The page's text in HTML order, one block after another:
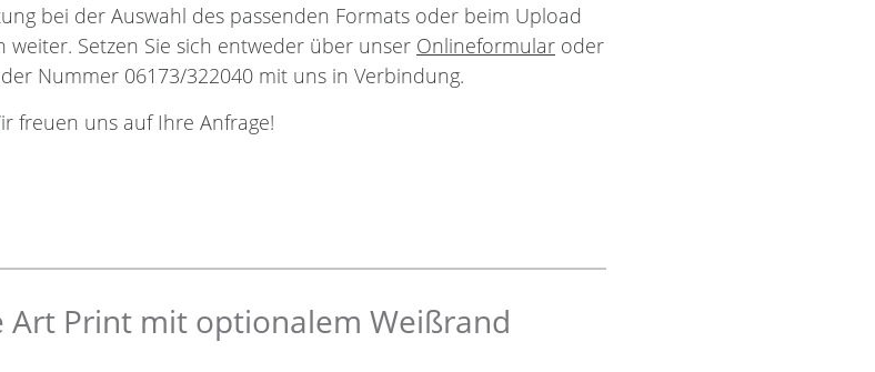
bei der Auswahl des passenden Formats oder beim Upload
Setzen Sie sich entweder über unser Onlineformular oder
Nummer 06173/322040 mit uns in Verbindung.
freuen uns auf Ihre Anfrage!
Art Print mit optionalem Weißrand